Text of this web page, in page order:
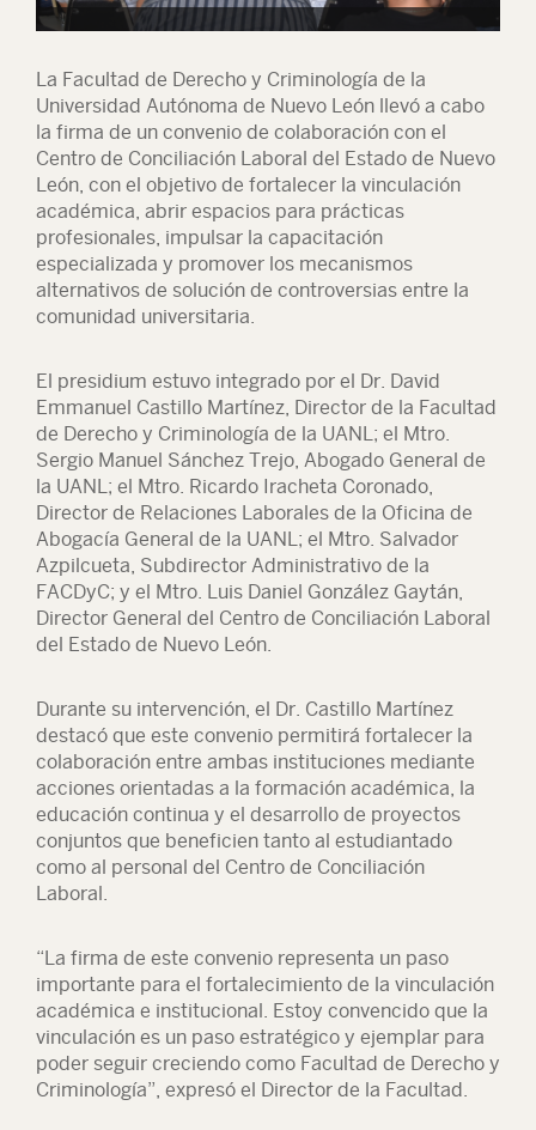
La Facultad de Derecho y Criminología de la
Universidad Autónoma de Nuevo León llevó a cabo
la firma de un convenio de colaboración con el
Centro de Conciliación Laboral del Estado de Nuevo
León, con el objetivo de fortalecer la vinculación
académica, abrir espacios para prácticas
profesionales, impulsar la capacitación
especializada y promover los mecanismos
alternativos de solución de controversias entre la
comunidad universitaria.
El presidium estuvo integrado por el Dr. David
Emmanuel Castillo Martínez, Director de la Facultad
de Derecho y Criminología de la UANL; el Mtro.
Sergio Manuel Sánchez Trejo, Abogado General de
la UANL; el Mtro. Ricardo Iracheta Coronado,
Director de Relaciones Laborales de la Oficina de
Abogacía General de la UANL; el Mtro. Salvador
Azpilcueta, Subdirector Administrativo de la
FACDyC; y el Mtro. Luis Daniel González Gaytán,
Director General del Centro de Conciliación Laboral
del Estado de Nuevo León.
Durante su intervención, el Dr. Castillo Martínez
destacó que este convenio permitirá fortalecer la
colaboración entre ambas instituciones mediante
acciones orientadas a la formación académica, la
educación continua y el desarrollo de proyectos
conjuntos que beneficien tanto al estudiantado
como al personal del Centro de Conciliación
Laboral.
“La firma de este convenio representa un paso
importante para el fortalecimiento de la vinculación
académica e institucional. Estoy convencido que la
vinculación es un paso estratégico y ejemplar para
poder seguir creciendo como Facultad de Derecho y
Criminología”, expresó el Director de la Facultad.